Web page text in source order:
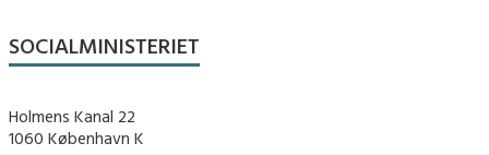
SOCIALMINISTERIET
Holmens Kanal 22
1060 København K